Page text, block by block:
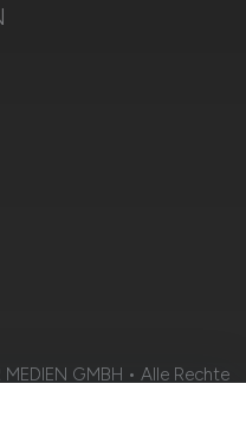
GMBH • Alle Rechte